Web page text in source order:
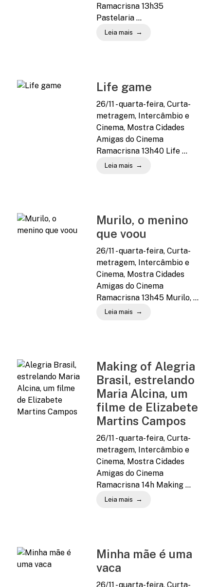
Ramacrisna 13h35
Pastelaria ...
Leia mais
Life game
26/11 - quarta-feira, Curta-
metragem, Intercâmbio e
Cinema, Mostra Cidades
Amigas do Cinema
Ramacrisna 13h40 Life ...
Leia mais
Murilo, o menino
que voou
26/11 - quarta-feira, Curta-
metragem, Intercâmbio e
Cinema, Mostra Cidades
Amigas do Cinema
Ramacrisna 13h45 Murilo, ...
Leia mais
Making of Alegria
Brasil, estrelando
Maria Alcina, um
filme de Elizabete
Martins Campos
26/11 - quarta-feira, Curta-
metragem, Intercâmbio e
Cinema, Mostra Cidades
Amigas do Cinema
Ramacrisna 14h Making ...
Leia mais
Minha mãe é uma
vaca
26/11 - quarta-feira, Curta-